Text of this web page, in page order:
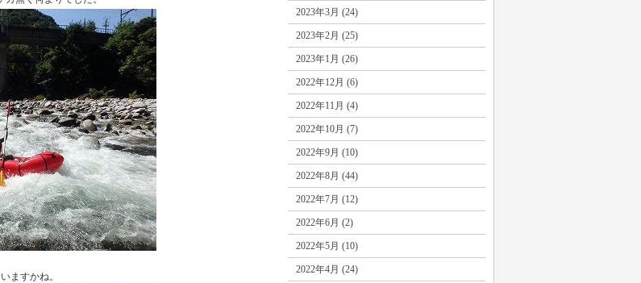
ますかね。
2023年3月 (24)
2023年2月 (25)
2023年1月 (26)
2022年12月 (6)
2022年11月 (4)
2022年10月 (7)
2022年9月 (10)
2022年8月 (44)
2022年7月 (12)
2022年6月 (2)
2022年5月 (10)
2022年4月 (24)